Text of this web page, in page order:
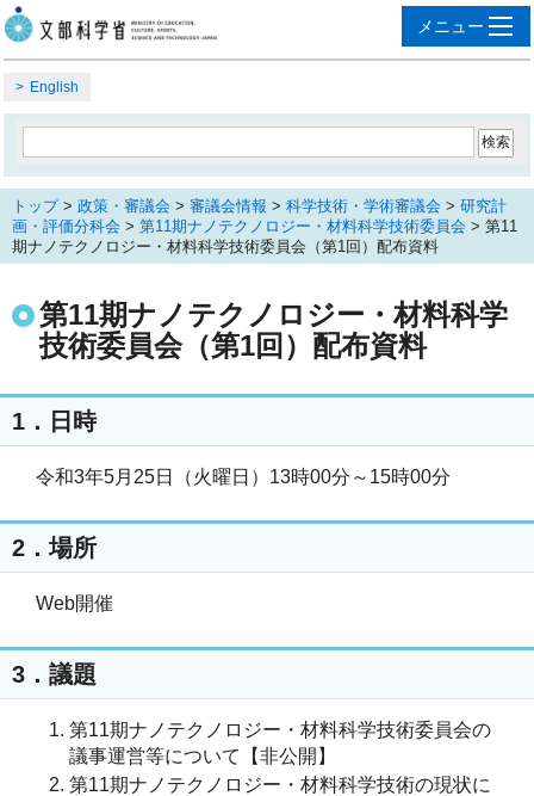
English
トップ> 政策・審議会 > 審議会情報 > 科学技術・学術審議会 > 研究計
画・評価分科会 > 第11期ナノテクノロジー・材料科学技術委員会 > 第11
期ナノテクノロジー・材料科学技術委員会（第1回）配布資料
第11期ナノテクノロジー・材料科学
技術委員会（第1回）配布資料
1．日時
令和3年5月25日（火曜日）13時00分～15時00分
2．場所
Web開催
3．議題
第11期ナノテクノロジー・材料科学技術委員会の
議事運営等について【非公開】
第11期ナノテクノロジー・材料科学技術の現状に